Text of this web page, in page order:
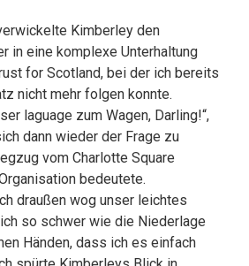
Kimberley den
in eine komplexe Unterhaltung
for Scotland, bei der ich bereits
nicht mehr folgen konnte.
laguage zum Wagen, Darling!“,
dann wieder der Frage zu
vom Charlotte Square
bedeutete.
draußen wog unser leichtes
so schwer wie die Niederlage
Händen, dass ich es einfach